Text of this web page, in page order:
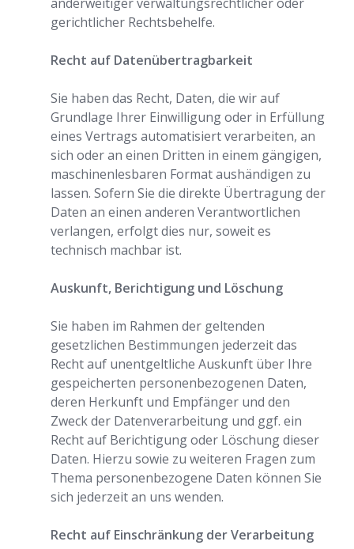
gerichtlicher Rechtsbehelfe.
Recht auf Datenübertragbarkeit
Sie haben das Recht, Daten, die wir auf
Grundlage Ihrer Einwilligung oder in Erfüllung
eines Vertrags automatisiert verarbeiten, an
sich oder an einen Dritten in einem gängigen,
maschinenlesbaren Format aushändigen zu
lassen. Sofern Sie die direkte Übertragung der
Daten an einen anderen Verantwortlichen
verlangen, erfolgt dies nur, soweit es
technisch machbar ist.
Auskunft, Berichtigung und Löschung
Sie haben im Rahmen der geltenden
gesetzlichen Bestimmungen jederzeit das
Recht auf unentgeltliche Auskunft über Ihre
gespeicherten personenbezogenen Daten,
deren Herkunft und Empfänger und den
Zweck der Datenverarbeitung und ggf. ein
Recht auf Berichtigung oder Löschung dieser
Daten. Hierzu sowie zu weiteren Fragen zum
Thema personenbezogene Daten können Sie
sich jederzeit an uns wenden.
Recht auf Einschränkung der Verarbeitung